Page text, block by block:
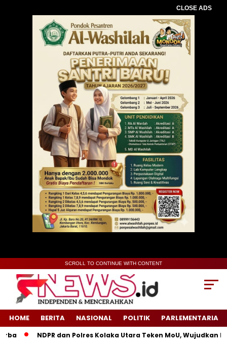
CLOSE ADS
SCROLL TO CONTINUE WITH CONTENT
HOME BERITA NASIONAL POLITIK PARLEMENTARIA
NDPR dan Polres Kolaka Utara Teken MoU, Wujudkan